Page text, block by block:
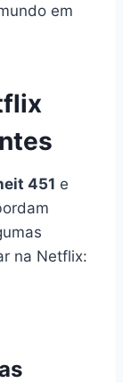
em
451 e
na Netflix: